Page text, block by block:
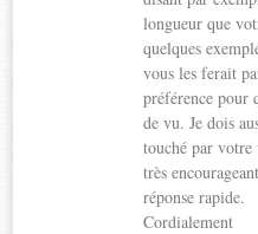
longueur que
quelques
vous les ferait
préférence pour
de vu. Je dois
touché par votre
très
réponse rapide.
Cordialement